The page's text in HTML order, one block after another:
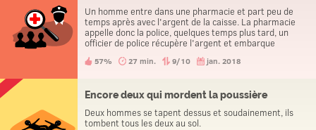
Un homme entre dans une pharmacie et part peu de
temps après avec l'argent de la caisse. La pharmacie
appelle donc la police, quelques temps plus tard, un
officier de police récupère l'argent et embarque
commissariat pour déclarer un vol.
57% 27 min. 9/10 jan. 2018
Encore deux qui mordent la poussière
Deux hommes se tapent dessus et soudainement, ils
tombent tous les deux au sol.